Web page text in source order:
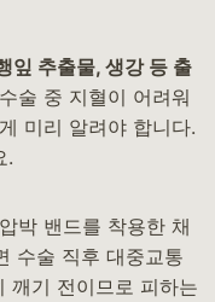
잎 추출물, 생강 등 출
술 중 지혈이 어려워
미리 알려야 합니다.
.
박 밴드를 착용한 채
수술 직후 대중교통
깨기 전이므로 피하는